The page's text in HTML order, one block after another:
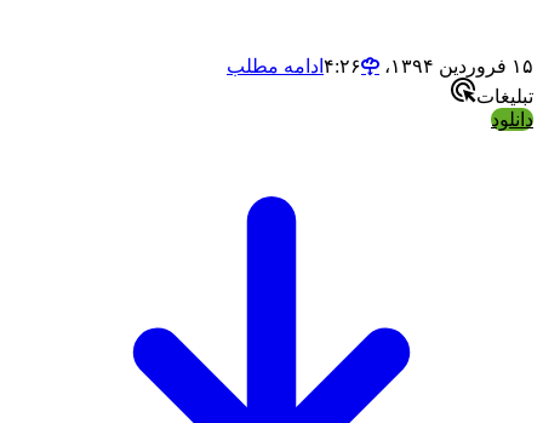
ادامه مطلب